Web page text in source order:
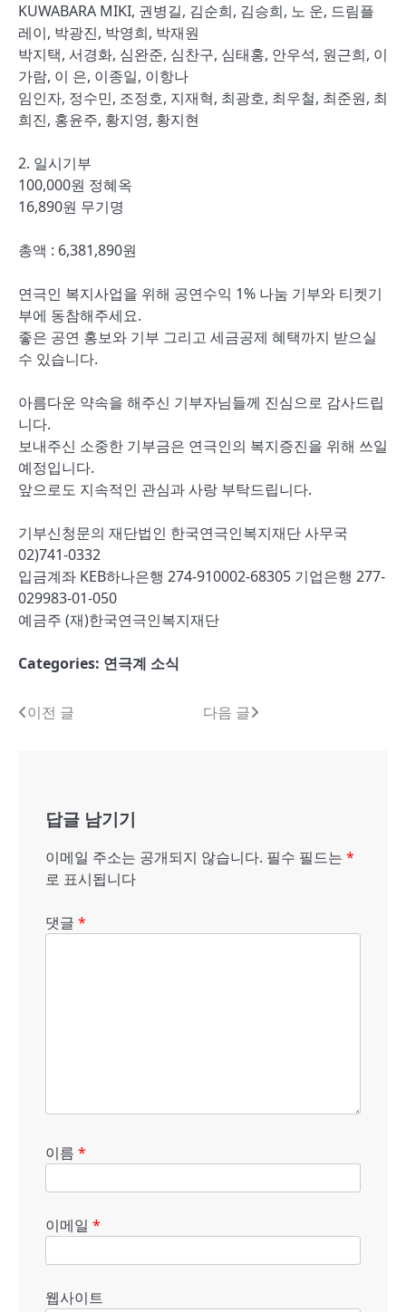
KUWABARA MIKI, 권병길, 김순희, 김승희, 노 운, 드림플
레이, 박광진, 박영희, 박재원
박지택, 서경화, 심완준, 심찬구, 심태홍, 안우석, 원근희, 이
가람, 이 은, 이종일, 이항나
임인자, 정수민, 조정호, 지재혁, 최광호, 최우철, 최준원, 최
희진, 홍윤주, 황지영, 황지현
2. 일시기부
100,000원 정혜옥
16,890원 무기명
총액 : 6,381,890원
연극인 복지사업을 위해 공연수익 1% 나눔 기부와 티켓기
부에 동참해주세요.
좋은 공연 홍보와 기부 그리고 세금공제 혜택까지 받으실
수 있습니다.
아름다운 약속을 해주신 기부자님들께 진심으로 감사드립
니다.
보내주신 소중한 기부금은 연극인의 복지증진을 위해 쓰일
예정입니다.
앞으로도 지속적인 관심과 사랑 부탁드립니다.
기부신청문의 재단법인 한국연극인복지재단 사무국
02)741-0332
입금계좌 KEB하나은행 274-910002-68305 기업은행 277-
029983-01-050
예금주 (재)한국연극인복지재단
Categories: 연극계 소식
글이전 글 다음 글
답글 남기기
이메일 주소는 공개되지 않습니다. 필수 필드는 *
로 표시됩니다
댓글 *
이름 *
이메일 *
웹사이트